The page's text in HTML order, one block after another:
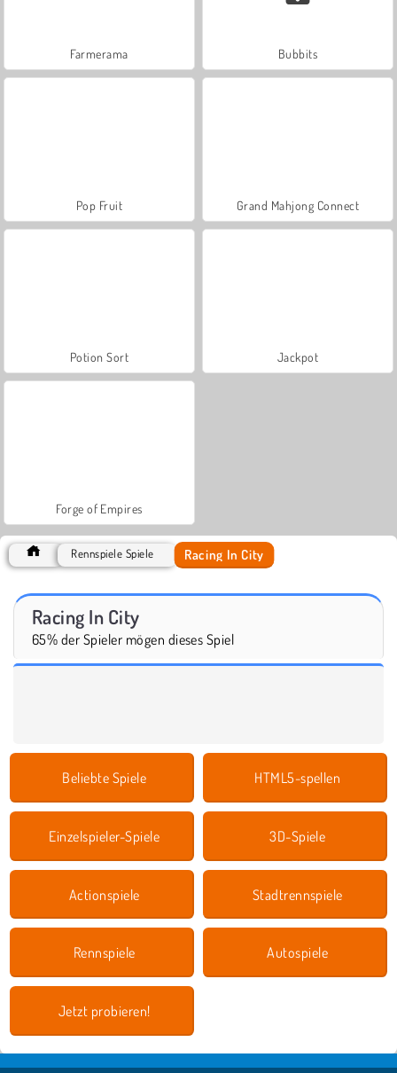
Farmerama Bubbits
Pop Fruit Grand Mahjong Connect
Potion Sort Jackpot
Forge of Empires
Rennspiele Spiele Racing In City
Racing In City
65% der Spieler mögen dieses Spiel
Beliebte Spiele HTML5-spellen
Einzelspieler-Spiele 3D-Spiele
Actionspiele Stadtrennspiele
Rennspiele Autospiele
Jetzt probieren!